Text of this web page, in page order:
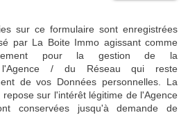
sur ce formulaire sont enregistrées
par La Boite Immo agissant comme
pour la gestion de la
l'Agence / du Réseau qui reste
de vos Données personnelles. La
sur l'intérêt légitime de l'Agence
conservées jusqu'à demande de